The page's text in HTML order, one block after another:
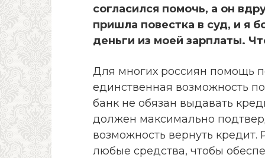
согласился помочь, а он
пришла повестка в суд, и я
деньги из моей зарплаты.
Для многих россиян помощь
единственная возможность
банк не обязан выдавать
должен максимально
возможность вернуть кредит.
любые средства, чтобы